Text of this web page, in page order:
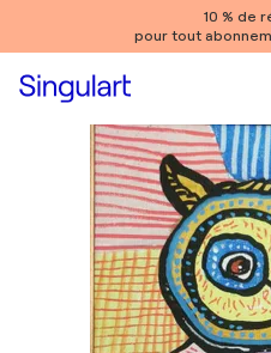
10 % de
pour tout